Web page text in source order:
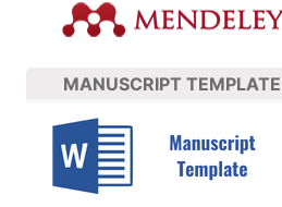
MANUSCRIPT TEMPLATE